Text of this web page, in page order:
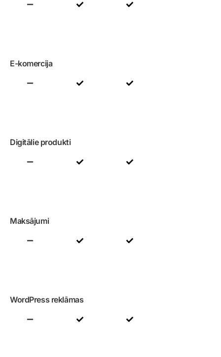
E-komercija
Digitālie produkti
Maksājumi
WordPress reklāmas